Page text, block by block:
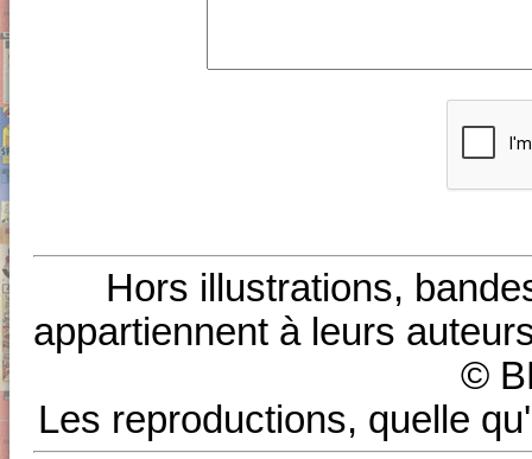
Hors illustrations,
appartiennent à leurs
©
Les reproductions, quelle